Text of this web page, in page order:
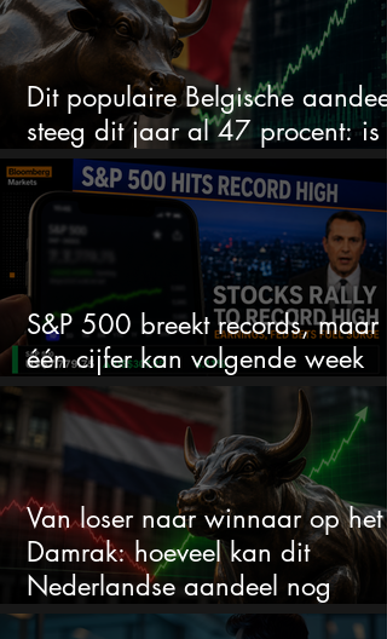
Dit populaire Belgische aandeel
steeg dit jaar al 47 procent: is
ruimte voor meer?
S&P 500 breekt records, maar
één cijfer kan volgende week
alles veranderen
Van loser naar winnaar op het
Damrak: hoeveel kan dit
Nederlandse aandeel nog
stijgen?